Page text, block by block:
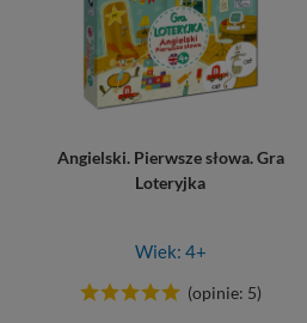
Angielski. Pierwsze słowa. Gra
Loteryjka
Wiek: 4+
(opinie: 5)